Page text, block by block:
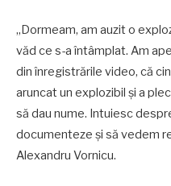
„Dormeam, am auzit o
văd ce s-a întâmplat. Am
din înregistrările video, că
aruncat un explozibil și a
să dau nume. Intuiesc
documenteze și să vedem
Alexandru Vornicu.